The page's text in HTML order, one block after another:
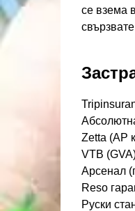
се взема
Zetta (AP
VTB
Арсенал
Reso
Руски